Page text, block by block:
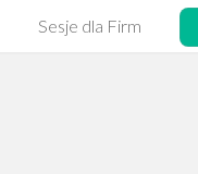
Sesje dla Firm